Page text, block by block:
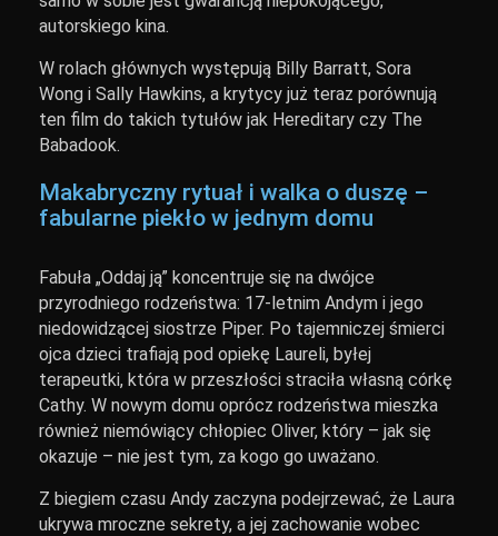
autorskiego kina.
W rolach głównych występują Billy Barratt, Sora
Wong i Sally Hawkins, a krytycy już teraz porównują
ten film do takich tytułów jak Hereditary czy The
Babadook.
Makabryczny rytuał i walka o duszę –
fabularne piekło w jednym domu
Fabuła „Oddaj ją” koncentruje się na dwójce
przyrodniego rodzeństwa: 17-letnim Andym i jego
niedowidzącej siostrze Piper. Po tajemniczej śmierci
ojca dzieci trafiają pod opiekę Laureli, byłej
terapeutki, która w przeszłości straciła własną córkę
Cathy. W nowym domu oprócz rodzeństwa mieszka
również niemówiący chłopiec Oliver, który – jak się
okazuje – nie jest tym, za kogo go uważano.
Z biegiem czasu Andy zaczyna podejrzewać, że Laura
ukrywa mroczne sekrety, a jej zachowanie wobec